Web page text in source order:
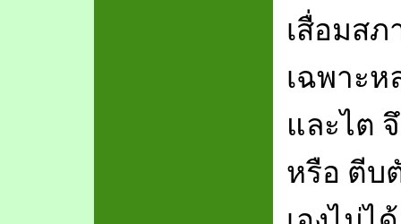
เสื่อมส
เฉพาะห
และไต
หรือ ตีบ